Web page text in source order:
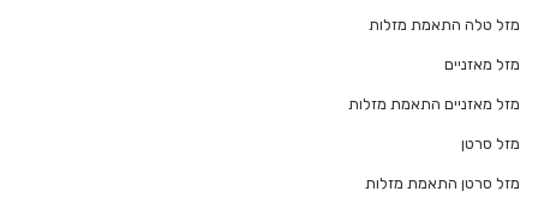
מזל טלה התאמת מזלות
מזל מאזניים
מזל מאזניים התאמת מזלות
מזל סרטן
מזל סרטן התאמת מזלות